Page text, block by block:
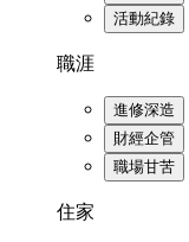
活動紀錄
職涯
進修深造
財經企管
職場甘苦
住家